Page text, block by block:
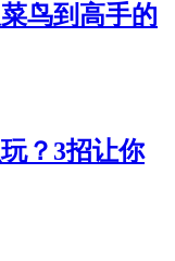
鸟到高手的
？3招让你